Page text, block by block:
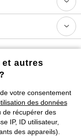
des cookies
autres
votre consentement
des données
de récupérer des
IP, ID utilisateur,
des appareils).